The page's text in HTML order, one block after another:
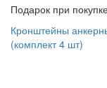
Подарок при
Кронштейны
(комплект 4 шт)